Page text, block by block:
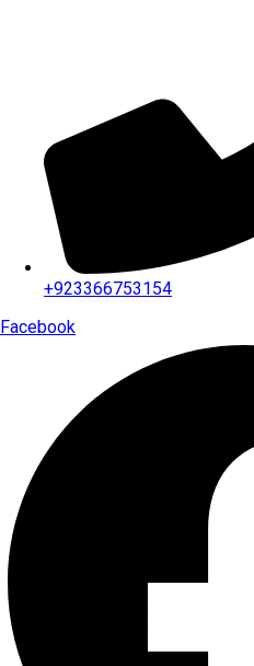
+923366753154
Facebook